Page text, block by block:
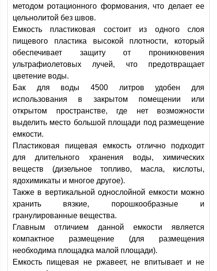
методом ротационного формования, что делает ее
цельнолитой без швов.
Емкость пластиковая состоит из одного слоя
пищевого пластика высокой плотности, который
обеспечивает защиту от проникновения
ультрафиолетовых лучей, что предотвращает
цветение воды.
Бак для воды 4500 литров удобен для
использования в закрытом помещении или
открытом пространстве, где нет возможности
выделить место большой площади под размещение
емкости.
Пластиковая пищевая емкость отлично подходит
для длительного хранения воды, химических
веществ (дизельное топливо, масла, кислоты,
ядохимикаты и многое другое).
Также в вертикальной однослойной емкости можно
хранить вязкие, порошкообразные и
гранулированные вещества.
Главным отличием данной емкости является
компактное размещение (для размещения
необходима площадка малой площади).
Емкость пищевая не ржавеет, не впитывает и не